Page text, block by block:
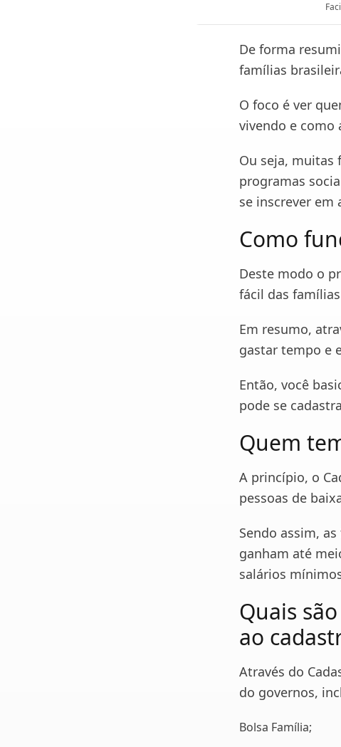
De forma
famílias
O foco é ver
vivendo e como
Ou seja, muitas
programas
se inscrever em
Como
Deste modo o
fácil das
Em resumo,
gastar tempo e
Então, você
pode se
Quem
A princípio, o
pessoas de
Sendo assim,
ganham até
salários
Quais
ao
Através do
do governos,
Bolsa Família;